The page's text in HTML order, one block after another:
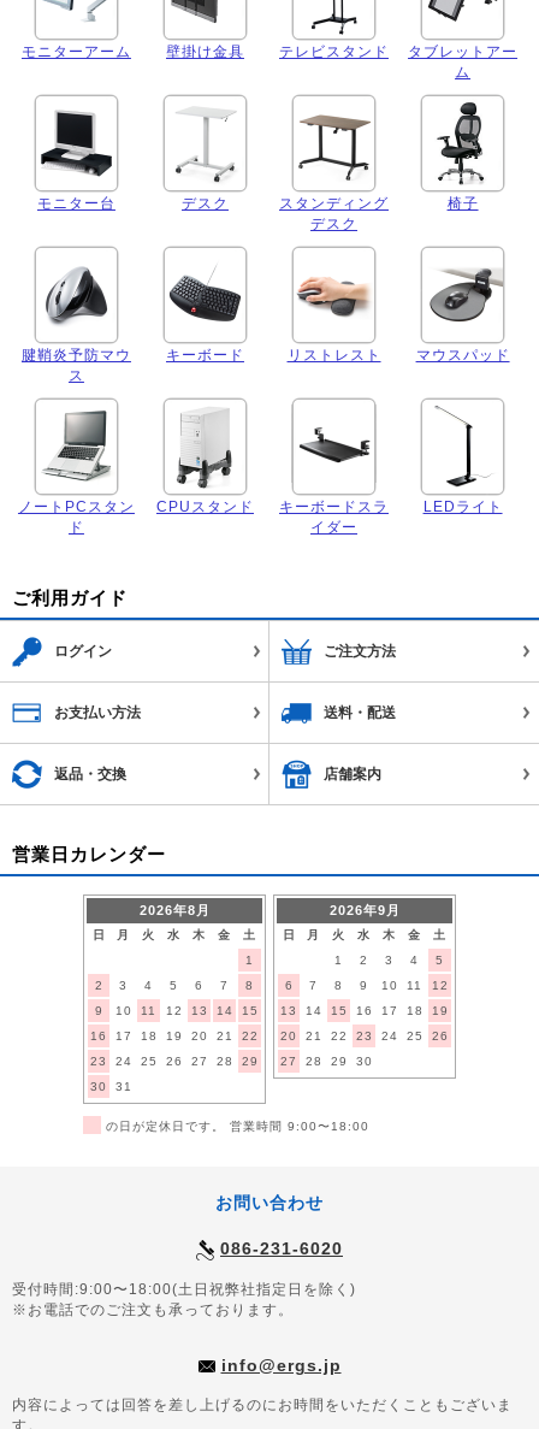
モニターアーム 壁掛け金具 テレビスタンド
タブレットアー
ム
モニター台 デスク
スタンディング
デスク
椅子
腱鞘炎予防マウ
ス
キーボード リストレスト マウスパッド
ノートPCスタン
ド
CPUスタンド
キーボードスラ
イダー
LEDライト
ご利用ガイド
ログイン ご注文方法
お支払い方法 送料・配送
返品・交換 店舗案内
営業日カレンダー
2026年8月
日 月 火 水 木 金
土
1
2
3 4 5 6 7
8
9
10 11 12 13 14
15
16
17 18 19 20 21
22
23
24 25 26 27 28
29
30
31
2026年9月
日 月 火 水 木 金
土
1
2 3 4
5
6
7 8 9 10 11
12
13
14 15 16 17 18
19
20
21 22 23 24 25
26
27
28 29 30
の日が定休日です。 営業時間 9:00〜18:00
お問い合わせ
086-231-6020
受付時間:9:00〜18:00(土日祝弊社指定日を除く)
※お電話でのご注文も承っております。
info@ergs.jp
内容によっては回答を差し上げるのにお時間をいただくこともございま
す。